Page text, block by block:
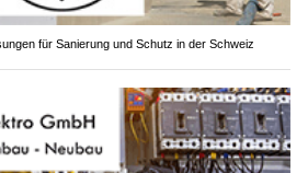
für Sanierung und Schutz in der Schweiz